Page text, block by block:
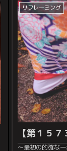
リフレーミング
【第１５
～最初の的確な一歩が、未来